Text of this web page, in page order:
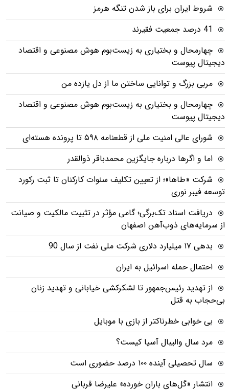
شروط ایران برای باز شدن تنگه هرمز
41 درصد جمعیت فقیرند
چهارمحال و بختیاری به زیست‌بوم هوش مصنوعی و اقتصاد
دیجیتال پیوست
مربی بزرگ و توانایی ساختن ما از دل یازده من
چهارمحال و بختیاری به زیست‌بوم هوش مصنوعی و اقتصاد
دیجیتال پیوست
شورای عالی امنیت ملی از قطعنامه ۵۹۸ تا پرونده هسته‌ای
اما و اگرها درباره جایگزین محمدباقر ذوالقدر
شرکت «طاها»؛ از تعیین تکلیف سنوات کارکنان تا ثبت رکورد
توسعه فیبر نوری
دریافت اسناد تک‌برگی؛ گامی مؤثر در تثبیت مالکیت و صیانت
از سرمایه‌های ذوب‌آهن اصفهان
بدهی ١٧ میلیارد دلاری شرکت ملی نفت از سال 90
احتمال حمله اسرائیل به ایران
از تهدید رئیس‌جمهور تا لشکرکشی خیابانی و تهدید زنان
بی‌حجاب به قتل
بی خوابی خطرناکتر از بازی با موبایل
مرد سال والیبال آسیا کیست؟
سال تحصیلی آینده ۱۰۰ درصد حضوری است
انتشار «گل‌های باران خورده» علیرضا قربانی